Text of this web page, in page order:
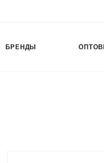
БРЕНДЫ